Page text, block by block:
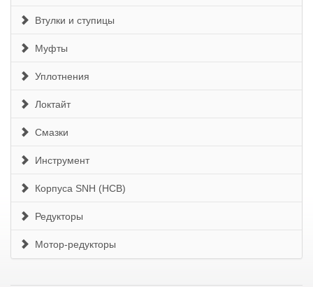
Втулки и ступицы
Муфты
Уплотнения
Локтайт
Смазки
Инструмент
Корпуса SNH (HCB)
Редукторы
Мотор-редукторы